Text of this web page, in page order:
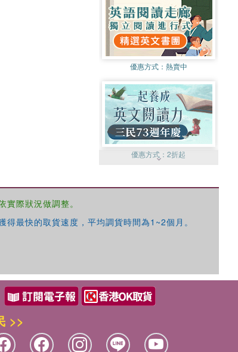
優惠方式： 熱賣中
優惠方式：2折起
際狀況做調整。
最快的取貨速度，平均調貨時間為1~2個月。
>>